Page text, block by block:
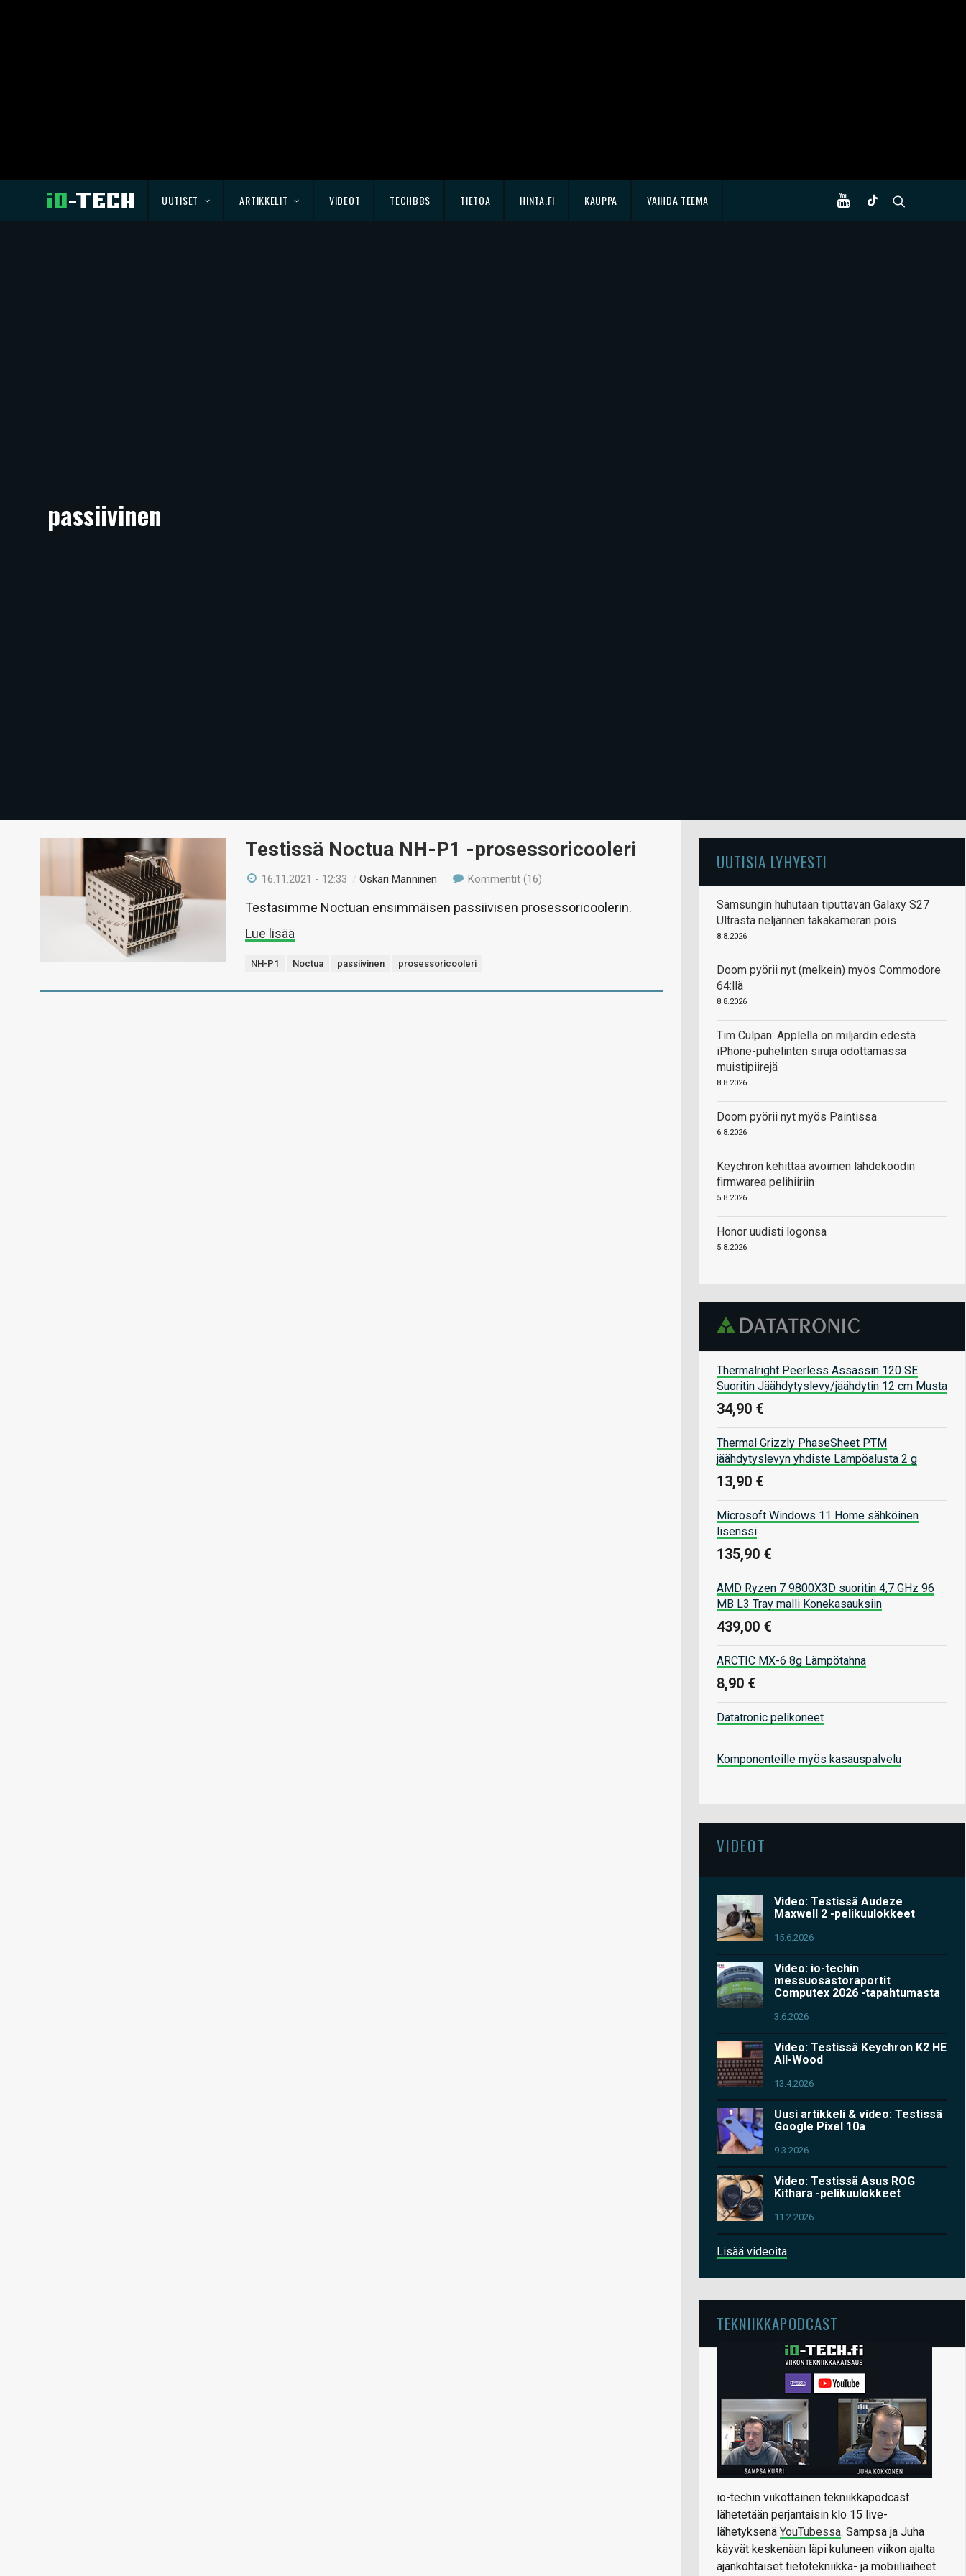
UUTISET ARTIKKELIT VIDEOT TECHBBS TIETOA HINTA.FI KAUPPA VAIHDA TEEMA
passiivinen
Testissä Noctua NH-P1 -prosessoricooleri
16.11.2021 - 12:33 /Oskari Manninen Kommentit (16)
Testasimme Noctuan ensimmäisen passiivisen prosessoricoolerin.
Lue lisää
NH-P1 Noctua passiivinen prosessoricooleri
UUTISIA LYHYESTI
Samsungin huhutaan tiputtavan Galaxy S27
Ultrasta neljännen takakameran pois
8.8.2026
Doom pyörii nyt (melkein) myös Commodore
64:llä
8.8.2026
Tim Culpan: Applella on miljardin edestä
iPhone-puhelinten siruja odottamassa
muistipiirejä
8.8.2026
Doom pyörii nyt myös Paintissa
6.8.2026
Keychron kehittää avoimen lähdekoodin
firmwarea pelihiiriin
5.8.2026
Honor uudisti logonsa
5.8.2026
Thermalright Peerless Assassin 120 SE
Suoritin Jäähdytyslevy/jäähdytin 12 cm Musta
34,90 €
Thermal Grizzly PhaseSheet PTM
jäähdytyslevyn yhdiste Lämpöalusta 2 g
13,90 €
Microsoft Windows 11 Home sähköinen
lisenssi
135,90 €
AMD Ryzen 7 9800X3D suoritin 4,7 GHz 96
MB L3 Tray malli Konekasauksiin
439,00 €
ARCTIC MX-6 8g Lämpötahna
8,90 €
Datatronic pelikoneet
Komponenteille myös kasauspalvelu
VIDEOT
Video: Testissä Audeze
Maxwell 2 -pelikuulokkeet
15.6.2026
Video: io-techin
messuosastoraportit
Computex 2026 -tapahtumasta
3.6.2026
Video: Testissä Keychron K2 HE
All-Wood
13.4.2026
Uusi artikkeli & video: Testissä
Google Pixel 10a
9.3.2026
Video: Testissä Asus ROG
Kithara -pelikuulokkeet
11.2.2026
Lisää videoita
TEKNIIKKAPODCAST
io-techin viikottainen tekniikkapodcast
lähetetään perjantaisin klo 15 live-
lähetyksenä YouTubessa. Sampsa ja Juha
käyvät keskenään läpi kuluneen viikon ajalta
ajankohtaiset tietotekniikka- ja mobiiliaiheet.